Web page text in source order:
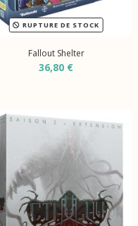
RUPTURE DE STOCK
Fallout Shelter
36,80 €